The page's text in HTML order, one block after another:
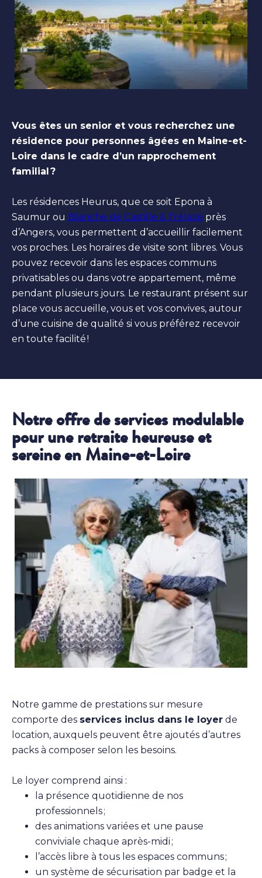
Vous êtes un senior et vous recherchez une
résidence pour personnes âgées en Maine-et-
Loire dans le cadre d’un rapprochement
familial ?
Les résidences Heurus, que ce soit Epona à
Saumur ou Blanche de Castille à Trélazé près
d’Angers, vous permettent d’accueillir facilement
vos proches. Les horaires de visite sont libres. Vous
pouvez recevoir dans les espaces communs
privatisables ou dans votre appartement, même
pendant plusieurs jours. Le restaurant présent sur
place vous accueille, vous et vos convives, autour
d’une cuisine de qualité si vous préférez recevoir
en toute facilité !
Notre offre de services modulable
pour une retraite heureuse et
sereine en Maine-et-Loire
Notre gamme de prestations sur mesure
comporte des services inclus dans le loyer de
location, auxquels peuvent être ajoutés d’autres
packs à composer selon les besoins.
Le loyer comprend ainsi :
la présence quotidienne de nos
professionnels ;
des animations variées et une pause
conviviale chaque après-midi ;
l’accès libre à tous les espaces communs ;
un système de sécurisation par badge et la